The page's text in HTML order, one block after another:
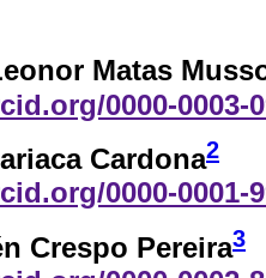
Matas
0000-0003-
Cardona2
0000-0001-
Crespo Pereira3